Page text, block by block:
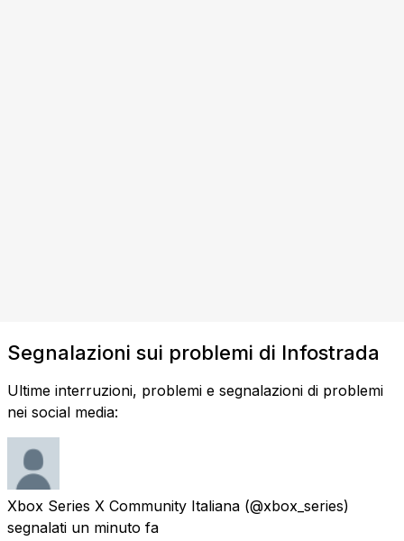
Segnalazioni sui problemi di Infostrada
Ultime interruzioni, problemi e segnalazioni di problemi
nei social media:
Xbox Series X Community Italiana (@xbox_series)
segnalati un minuto fa